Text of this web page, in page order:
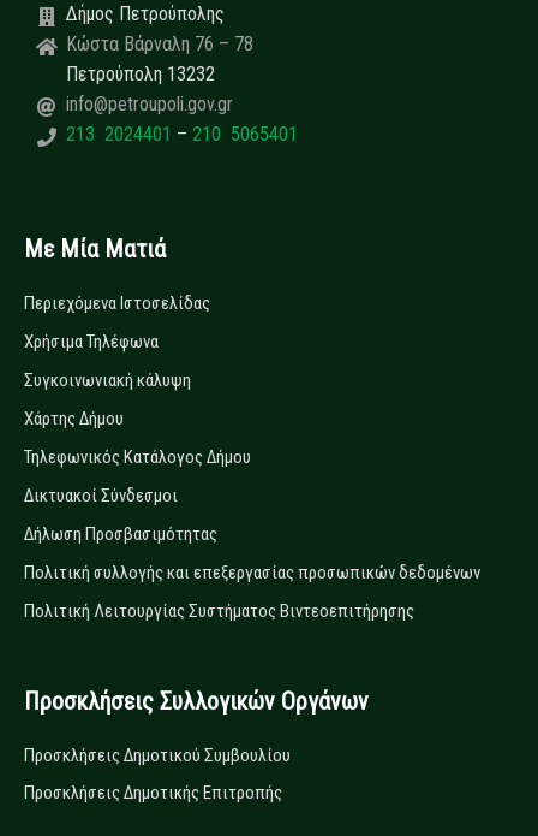
Δήμος Πετρούπολης
Κώστα Βάρναλη 76 – 78
Πετρούπολη 13232
info@petroupoli.gov.gr
213 2024401 – 210 5065401
Με Μία Ματιά
Περιεχόμενα Ιστοσελίδας
Χρήσιμα Τηλέφωνα
Συγκοινωνιακή κάλυψη
Χάρτης Δήμου
Τηλεφωνικός Κατάλογος Δήμου
Δικτυακοί Σύνδεσμοι
Δήλωση Προσβασιμότητας
Πολιτική συλλογής και επεξεργασίας προσωπικών δεδομένων
Πολιτική Λειτουργίας Συστήματος Βιντεοεπιτήρησης
Προσκλήσεις Συλλογικών Οργάνων
Προσκλήσεις Δημοτικού Συμβουλίου
Προσκλήσεις Δημοτικής Επιτροπής